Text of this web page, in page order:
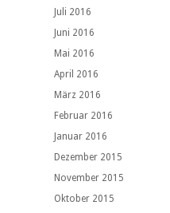
Juli 2016
Juni 2016
Mai 2016
April 2016
März 2016
Februar 2016
Januar 2016
Dezember 2015
November 2015
Oktober 2015